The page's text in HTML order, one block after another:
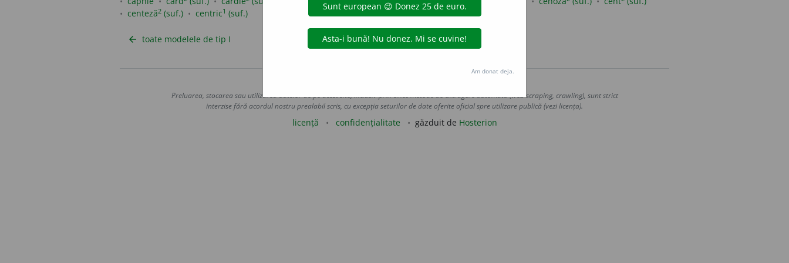
centeză2 (suf.) centric1 (suf.)
arrow_back toate modelele de tip I
Preluarea, stocarea sau utilizarea datelor de pe acest site, inclusiv prin orice metode de extragere automată (web scraping, crawling), sunt strict
interzise fără acordul nostru prealabil scris, cu excepția seturilor de date oferite oficial spre utilizare publică (vezi licența).
licență confidențialitate găzduit de Hosterion
Am donat deja.